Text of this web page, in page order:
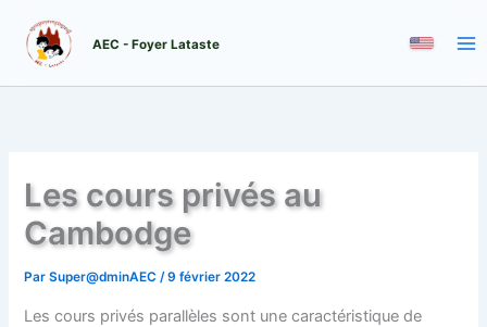
contenu
AEC - Foyer Lataste
Les cours privés au
Cambodge
ParSuper@dminAEC/9 février 2022
Les cours privés parallèles sont une caractéristique de